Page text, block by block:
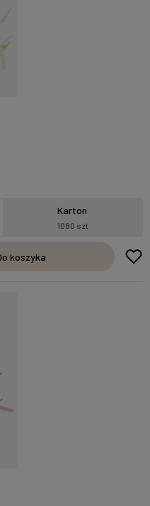
Karton
1080 szt
koszyka